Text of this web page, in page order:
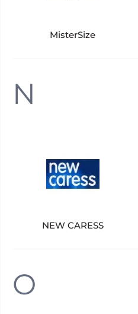
MisterSize
N
NEW CARESS
O